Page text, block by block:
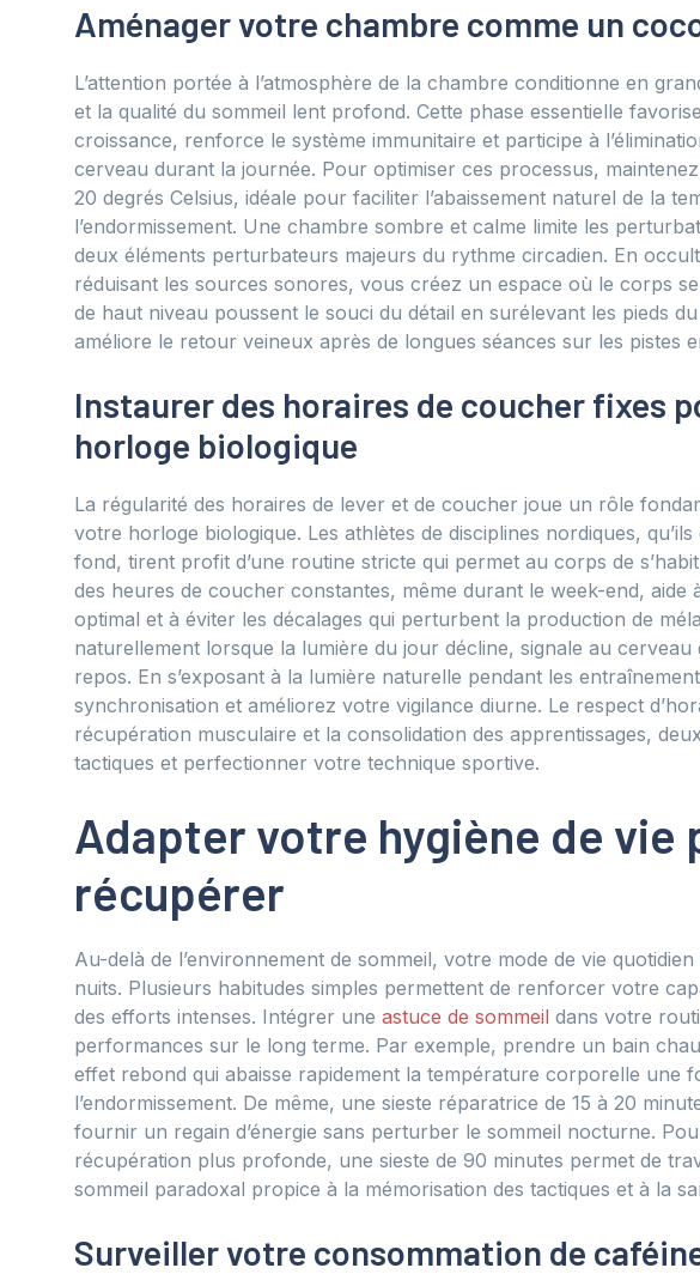
Aménager votre chambre comme un
L’attention portée à l’atmosphère de la chambre conditionne en
et la qualité du sommeil lent profond. Cette phase essentielle
croissance, renforce le système immunitaire et participe à
cerveau durant la journée. Pour optimiser ces processus,
20 degrés Celsius, idéale pour faciliter l’abaissement naturel de la
l’endormissement. Une chambre sombre et calme limite les
deux éléments perturbateurs majeurs du rythme circadien. En
réduisant les sources sonores, vous créez un espace où le corps
de haut niveau poussent le souci du détail en surélevant les pieds
améliore le retour veineux après de longues séances sur les pistes
Instaurer des horaires de coucher fixes
horloge biologique
La régularité des horaires de lever et de coucher joue un rôle
votre horloge biologique. Les athlètes de disciplines nordiques,
fond, tirent profit d’une routine stricte qui permet au corps de
des heures de coucher constantes, même durant le week-end, aide
optimal et à éviter les décalages qui perturbent la production de
naturellement lorsque la lumière du jour décline, signale au cerveau
repos. En s’exposant à la lumière naturelle pendant les
synchronisation et améliorez votre vigilance diurne. Le respect
récupération musculaire et la consolidation des apprentissages,
tactiques et perfectionner votre technique sportive.
Adapter votre hygiène de vie
récupérer
Au-delà de l’environnement de sommeil, votre mode de vie
nuits. Plusieurs habitudes simples permettent de renforcer votre
des efforts intenses. Intégrer une astuce de sommeil dans votre
performances sur le long terme. Par exemple, prendre un bain
effet rebond qui abaisse rapidement la température corporelle une
l’endormissement. De même, une sieste réparatrice de 15 à 20
fournir un regain d’énergie sans perturber le sommeil nocturne.
récupération plus profonde, une sieste de 90 minutes permet de
sommeil paradoxal propice à la mémorisation des tactiques et à la
Surveiller votre consommation de